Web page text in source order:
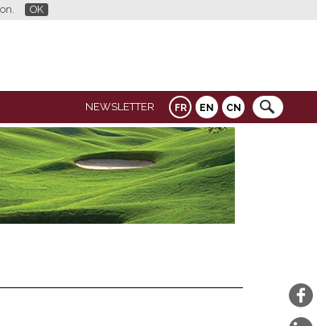
OK
FR EN CN
NEWSLETTER